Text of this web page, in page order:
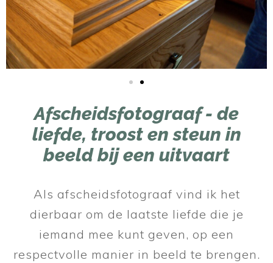
Afscheidsfotograaf - de
liefde, troost en steun in
beeld bij een uitvaart
Als afscheidsfotograaf vind ik het
dierbaar om de laatste liefde die je
iemand mee kunt geven, op een
respectvolle manier in beeld te brengen.